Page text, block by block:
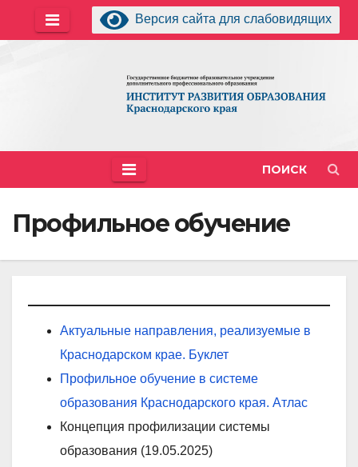
Версия сайта для слабовидящих
ПОИСК
Профильное обучение
Актуальные направления, реализуемые в
Краснодарском крае. Буклет
Профильное обучение в системе
образования Краснодарского края. Атлас
Концепция профилизации системы
образования (19.05.2025)